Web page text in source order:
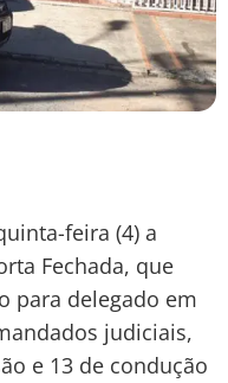
feira (4) a
Fechada, que
para delegado em
judiciais,
e 13 de condução